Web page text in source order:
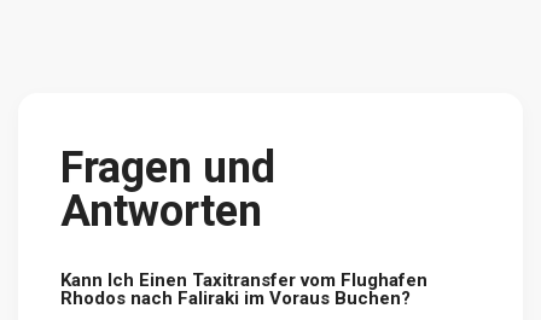
Fragen und
Antworten
Kann Ich Einen Taxitransfer vom Flughafen
Rhodos nach Faliraki im Voraus Buchen?